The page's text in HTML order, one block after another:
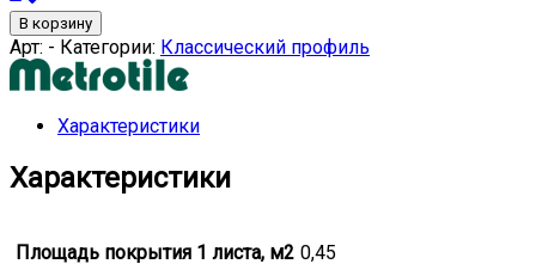
В корзину
Арт: - Категории: Классический профиль
Характеристики
Характеристики
Площадь покрытия 1 листа, м2 0,45